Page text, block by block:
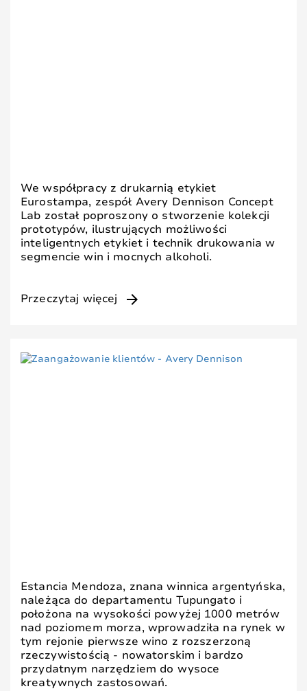
We współpracy z drukarnią etykiet
Eurostampa, zespół Avery Dennison Concept
Lab został poproszony o stworzenie kolekcji
prototypów, ilustrujących możliwości
inteligentnych etykiet i technik drukowania w
segmencie win i mocnych alkoholi.
Przeczytaj więcej arrow_forward
Estancia Mendoza, znana winnica argentyńska,
należąca do departamentu Tupungato i
położona na wysokości powyżej 1000 metrów
nad poziomem morza, wprowadziła na rynek w
tym rejonie pierwsze wino z rozszerzoną
rzeczywistością - nowatorskim i bardzo
przydatnym narzędziem do wysoce
kreatywnych zastosowań.